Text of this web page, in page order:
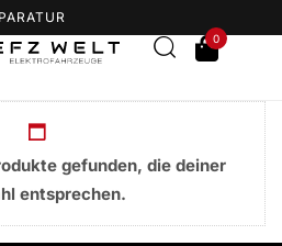
0
gefunden, die deiner
entsprechen.